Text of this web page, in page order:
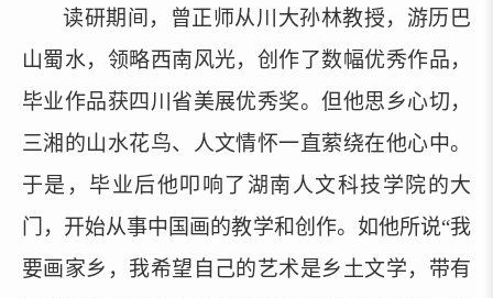
读研期间，曾正师从川大孙林教授，游历巴
山蜀水，领略西南风光，创作了数幅优秀作品，
毕业作品获四川省美展优秀奖。但他思乡心切，
三湘的山水花鸟、人文情怀一直萦绕在他心中。
于是，毕业后他叩响了湖南人文科技学院的大
门，开始从事中国画的教学和创作。如他所说“我
要画家乡，我希望自己的艺术是乡土文学，带有